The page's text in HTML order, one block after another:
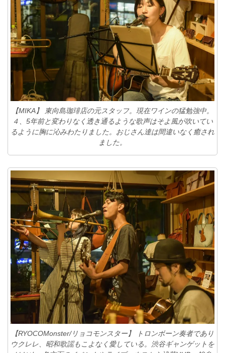
【MIKA】 東向島珈琲店の元スタッフ。現在ワインの猛勉強中。
４、5年前と変わりなく透き通るような歌声はそよ風が吹いてい
るように胸に沁みわたりました。おじさん達は間違いなく癒され
ました。
【RYOCOMonster/リョコモンスター】 トロンボーン奏者であり
ウクレレ、昭和歌謡もこよなく愛している。渋谷ギャンゲットを